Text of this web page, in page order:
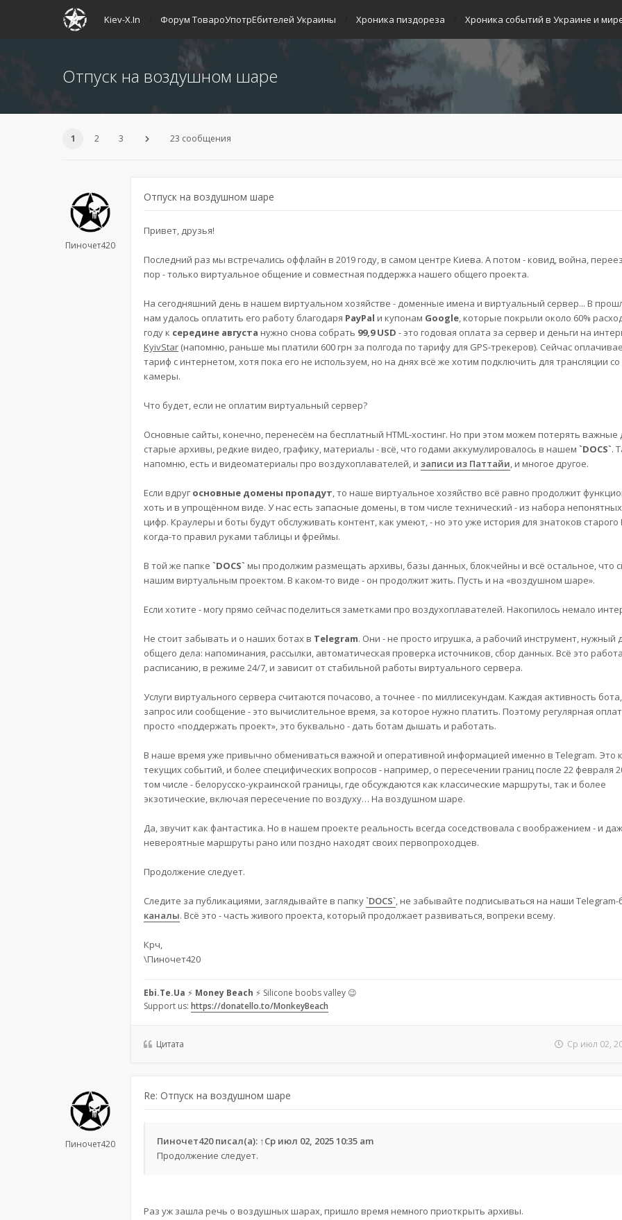
Kiev-X.In Форум ТовароУпотрЕбителей Украины Хроника пиздореза Хроника событий в Украине и
Отпуск на воздушном шаре
1 2 3 23 сообщения
Пиночет420
Отпуск на воздушном шаре
Привет, друзья!
Последний раз мы встречались оффлайн в 2019 году, в самом центре Киева. А потом - ковид, война,
пор - только виртуальное общение и совместная поддержка нашего общего проекта.
На сегодняшний день в нашем виртуальном хозяйстве - доменные имена и виртуальный сервер... В
нам удалось оплатить его работу благодаря PayPal и купонам Google, которые покрыли около 60%
году к середине августа нужно снова собрать 99,9 USD - это годовая оплата за сервер и деньги на
KyivStar (напомню, раньше мы платили 600 грн за полгода по тарифу для GPS-трекеров). Сейчас
тариф с интернетом, хотя пока его не используем, но на днях всё же хотим подключить для трансляции
камеры.
Что будет, если не оплатим виртуальный сервер?
Основные сайты, конечно, перенесём на бесплатный HTML-хостинг. Но при этом можем потерять важные
старые архивы, редкие видео, графику, материалы - всё, что годами аккумулировалось в нашем `DOCS`.
напомню, есть и видеоматериалы про воздухоплавателей, и записи из Паттайи, и многое другое.
Если вдруг основные домены пропадут, то наше виртуальное хозяйство всё равно продолжит
хоть и в упрощённом виде. У нас есть запасные домены, в том числе технический - из набора
цифр. Краулеры и боты будут обслуживать контент, как умеют, - но это уже история для знатоков старого
когда-то правил руками таблицы и фреймы.
В той же папке `DOCS` мы продолжим размещать архивы, базы данных, блокчейны и всё остальное, что
нашим виртуальным проектом. В каком-то виде - он продолжит жить. Пусть и на «воздушном шаре».
Если хотите - могу прямо сейчас поделиться заметками про воздухоплавателей. Накопилось немало
Не стоит забывать и о наших ботах в Telegram. Они - не просто игрушка, а рабочий инструмент, нужный
общего дела: напоминания, рассылки, автоматическая проверка источников, сбор данных. Всё это
расписанию, в режиме 24/7, и зависит от стабильной работы виртуального сервера.
Услуги виртуального сервера считаются почасово, а точнее - по миллисекундам. Каждая активность
запрос или сообщение - это вычислительное время, за которое нужно платить. Поэтому регулярная
просто «поддержать проект», это буквально - дать ботам дышать и работать.
В наше время уже привычно обмениваться важной и оперативной информацией именно в Telegram. Это
текущих событий, и более специфических вопросов - например, о пересечении границ после 22 февраля
том числе - белорусско-украинской границы, где обсуждаются как классические маршруты, так и более
экзотические, включая пересечение по воздуху… На воздушном шаре.
Да, звучит как фантастика. Но в нашем проекте реальность всегда соседствовала с воображением - и
невероятные маршруты рано или поздно находят своих первопроходцев.
Продолжение следует.
Следите за публикациями, заглядывайте в папку`DOCS`, не забывайте подписываться на наши Telegram-
каналы. Всё это - часть живого проекта, который продолжает развиваться, вопреки всему.
Крч,
\Пиночет420
Ebi.Te.Ua ⚡ Money Beach ⚡ Silicone boobs valley 😉
Support us: https://donatello.to/MonkeyBeach
Цитата Ср июл 02,
Пиночет420
Re: Отпуск на воздушном шаре
Пиночет420писал(а): ↑Ср июл 02, 2025 10:35 am
Продолжение следует.
Раз уж зашла речь о воздушных шарах, пришло время немного приоткрыть архивы.